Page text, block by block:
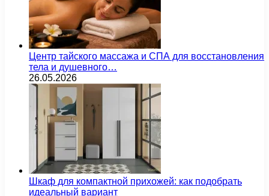
Центр тайского массажа и СПА для восстановления
тела и душевного…
26.05.2026
Шкаф для компактной прихожей: как подобрать
идеальный вариант